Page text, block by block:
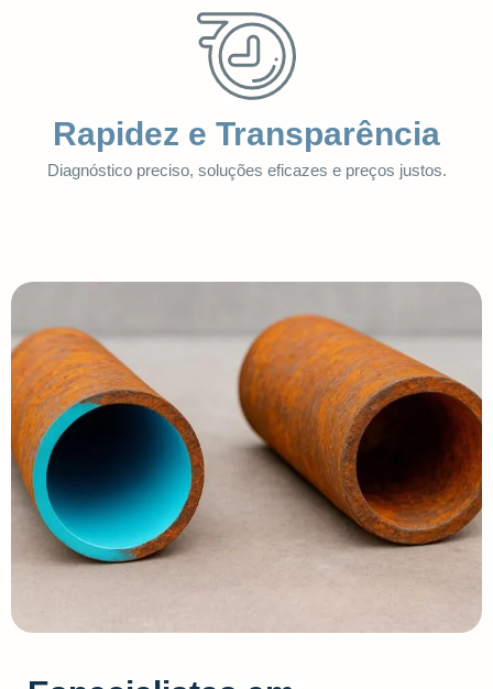
Rapidez e Transparência
Diagnóstico preciso, soluções eficazes e preços justos.